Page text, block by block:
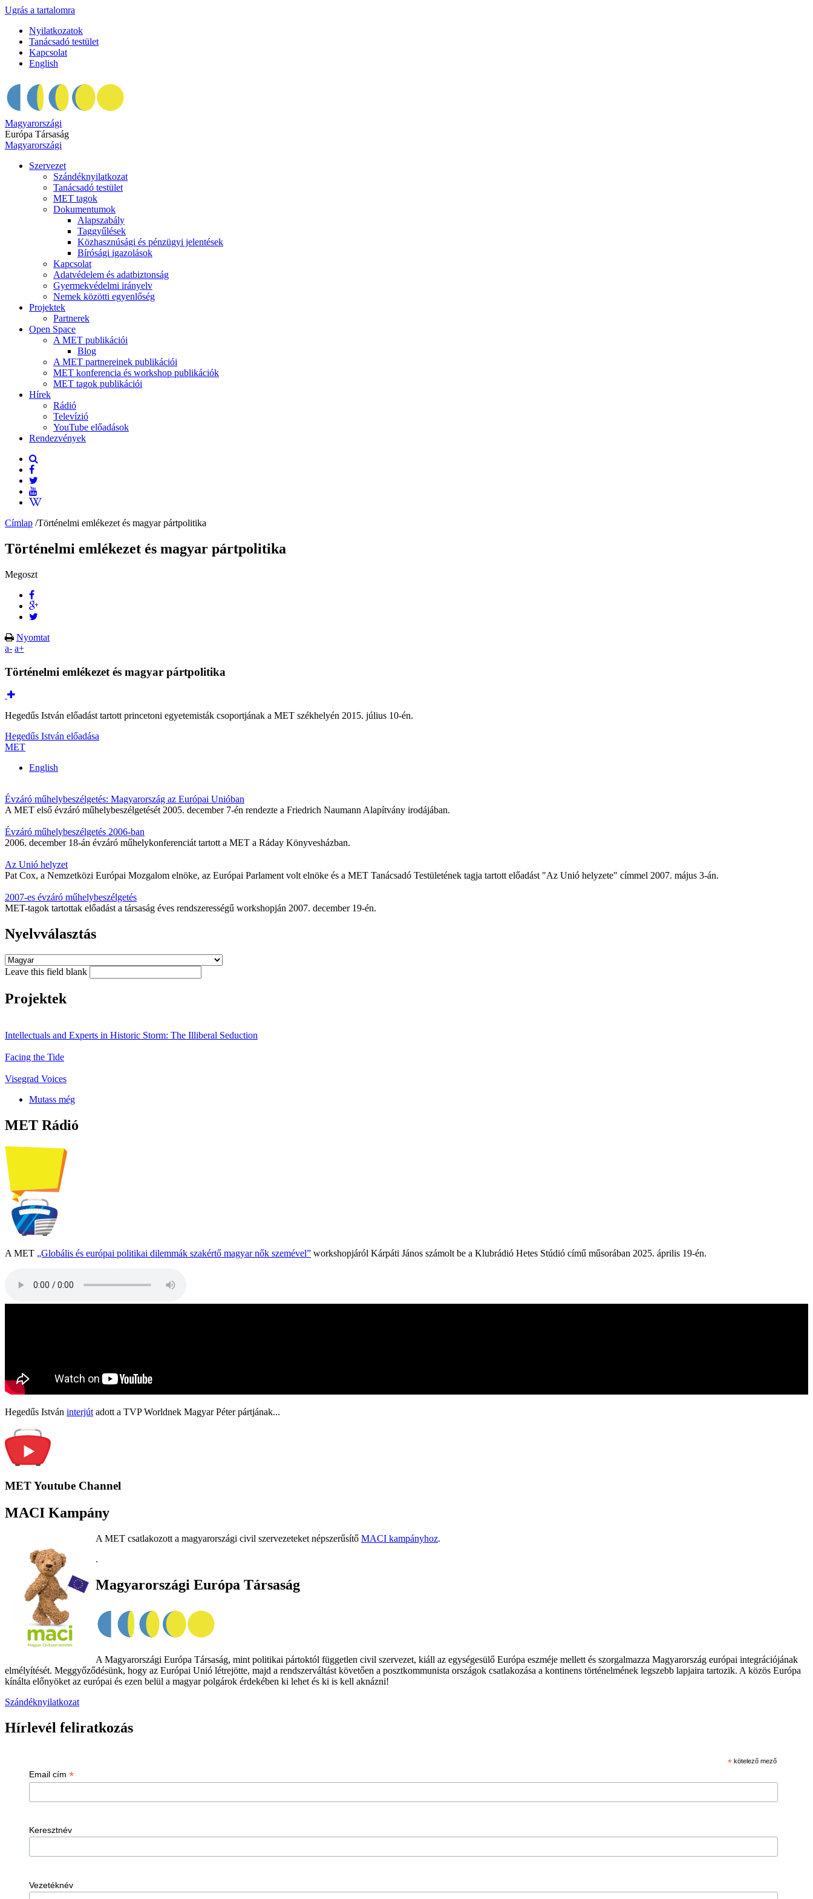
Ugrás a tartalomra
Nyilatkozatok
Tanácsadó testület
Kapcsolat
English
Magyarországi
Európa Társaság
Magyarországi
Szervezet
Szándéknyilatkozat
Tanácsadó testület
MET tagok
Dokumentumok
Alapszabály
Taggyűlések
Közhasznúsági és pénzügyi jelentések
Bírósági igazolások
Kapcsolat
Adatvédelem és adatbiztonság
Gyermekvédelmi irányelv
Nemek közötti egyenlőség
Projektek
Partnerek
Open Space
A MET publikációi
Blog
A MET partnereinek publikációi
MET konferencia és workshop publikációk
MET tagok publikációi
Hírek
Rádió
Televízió
YouTube előadások
Rendezvények
Címlap /Történelmi emlékezet és magyar pártpolitika
Történelmi emlékezet és magyar pártpolitika
Megoszt
Nyomtat
a- a+
Történelmi emlékezet és magyar pártpolitika
Hegedűs István előadást tartott princetoni egyetemisták csoportjának a MET székhelyén 2015. július 10-én.
Hegedűs István előadása
MET
English
Évzáró műhelybeszélgetés: Magyarország az Európai Unióban
A MET első évzáró műhelybeszélgetését 2005. december 7-én rendezte a Friedrich Naumann Alapítvány irodájában.
Évzáró műhelybeszélgetés 2006-ban
2006. december 18-án évzáró műhelykonferenciát tartott a MET a Ráday Könyvesházban.
Az Unió helyzet
Pat Cox, a Nemzetközi Európai Mozgalom elnöke, az Európai Parlament volt elnöke és a MET Tanácsadó Testületének tagja tartott előadást "Az Unió helyzete" címmel 2007. május 3-án.
2007-es évzáró műhelybeszélgetés
MET-tagok tartottak előadást a társaság éves rendszerességű workshopján 2007. december 19-én.
Nyelvválasztás
Leave this field blank
Projektek
Intellectuals and Experts in Historic Storm: The Illiberal Seduction
Facing the Tide
Visegrad Voices
Mutass még
MET Rádió
A MET „Globális és európai politikai dilemmák szakértő magyar nők szemével” workshopjáról Kárpáti János számolt be a Klubrádió Hetes Stúdió című műsorában 2025. április 19-én.
Hegedűs István interjút adott a TVP Worldnek Magyar Péter pártjának...
MET Youtube Channel
MACI Kampány
A MET csatlakozott a magyarországi civil szervezeteket népszerűsítő MACI kampányhoz.
.
Magyarországi Európa Társaság
A Magyarországi Európa Társaság, mint politikai pártoktól független civil szervezet, kiáll az egységesülő Európa eszméje mellett és szorgalmazza Magyarország európai integrációjának
elmélyítését. Meggyőződésünk, hogy az Európai Unió létrejötte, majd a rendszerváltást követően a posztkommunista országok csatlakozása a kontinens történelmének legszebb lapjaira tartozik. A közös Európa
kínálta előnyöket az európai és ezen belül a magyar polgárok érdekében ki lehet és ki is kell aknázni!
Szándéknyilatkozat
Hírlevél feliratkozás
* kötelező mező
Email cím *
Keresztnév
Vezetéknév